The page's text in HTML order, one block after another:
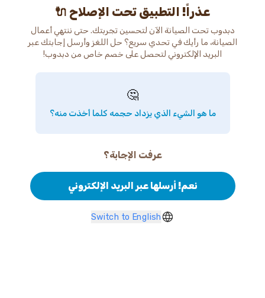
عذراً! التطبيق تحت الإصلاح 🔌
دبدوب تحت الصيانة الآن لتحسين تجربتك. حتى ننتهي أعمال
الصيانة، ما رأيك في تحدي سريع؟ حل اللغز وأرسل إجابتك عبر
البريد الإلكتروني لتحصل على خصم خاص من دبدوب!
🤔
ما هو الشيء الذي يزداد حجمه كلما أخذت منه؟
عرفت الإجابة؟
نعم! أرسلها عبر البريد الإلكتروني
Switch to English